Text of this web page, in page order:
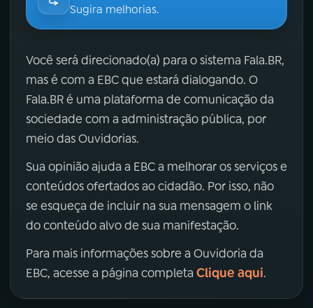
Sugira melhorias.
Você será direcionado(a) para o sistema Fala.BR,
mas é com a EBC que estará dialogando. O
Fala.BR é uma plataforma de comunicação da
sociedade com a administração pública, por
meio das Ouvidorias.
Sua opinião ajuda a EBC a melhorar os serviços e
conteúdos ofertados ao cidadão. Por isso, não
se esqueça de incluir na sua mensagem o link
do conteúdo alvo de sua manifestação.
Para mais informações sobre a Ouvidoria da
EBC, acesse a página completa Clique aqui.